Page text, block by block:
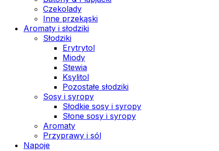
Czekolady
Inne przekąski
Aromaty i słodziki
Słodziki
Erytrytol
Miody
Stewia
Ksylitol
Pozostałe słodziki
Sosy i syropy
Słodkie sosy i syropy
Słone sosy i syropy
Aromaty
Przyprawy i sól
Napoje